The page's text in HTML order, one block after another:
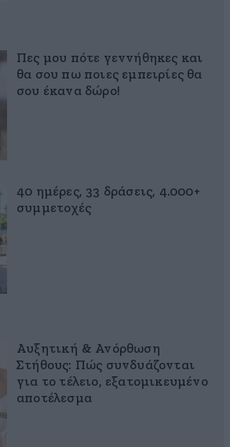
Πες μου πότε γεννήθηκες και
θα σου πω ποιες εμπειρίες θα
σου έκανα δώρο!
40 ημέρες, 33 δράσεις, 4.000+
συμμετοχές
Αυξητική & Ανόρθωση
Στήθους: Πώς συνδυάζονται
για το τέλειο, εξατομικευμένο
αποτέλεσμα